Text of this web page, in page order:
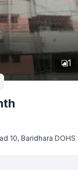
1
10, Baridhara DOHS